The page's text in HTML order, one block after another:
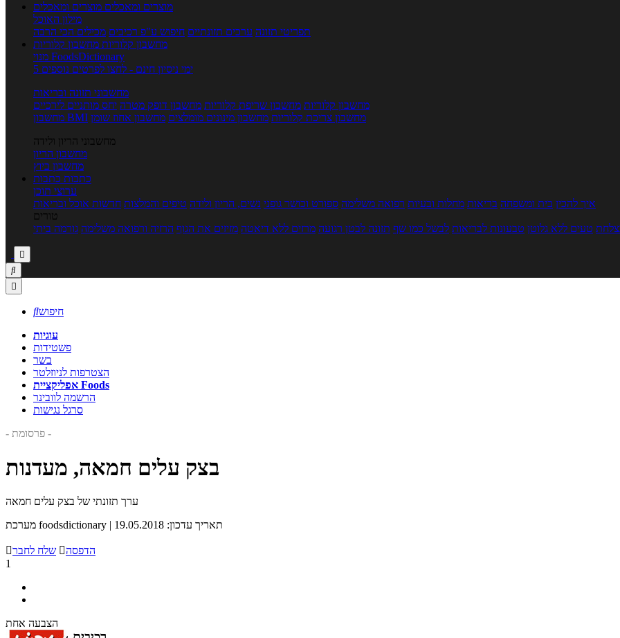
מוצרים ומאכלים מוצרים ומאכלים
מילון האוכל
תפריטי תזונה ערכים תזונתיים חיפוש ע"פ רכיבים מכילים הכי הרבה
מחשבון קלוריות מחשבון קלוריות
מנוי FoodsDictionary
5 ימי ניסיון חינם - לחצו לפרטים נוספים
מחשבוני תזונה ובריאות
מחשבון קלוריות מחשבון שריפת קלוריות מחשבון דופק מטרה יחס מותניים לירכיים
מחשבון BMI
מחשבון צריכת קלוריות מחשבון מינונים מומלצים מחשבון אחוז שומן
מחשבוני הריון ולידה
מחשבון הריון
מחשבון ביוץ
כתבות כתבות
ערוצי תוכן
איך להכין בית ומשפחה בריאות מחלות ובעיות רפואה משלימה ספורט וכושר גופני נשים, הריון ולידה טיפים והמלצות חדשות אוכל ובריאות
טורים
טעים ללא גלוטן טבעונות לבריאות לבשל כמו שף תזונה לבטן רגועה מרזים ללא דיאטה מזיזים את הגוף הרזיה ורפואה משלימה גורמה ביתי



חיפוש
עוגיות
פשטידות
בשר
הצטרפות לניוזלטר
אפליקציית Foods
הרשמה לוובינר
סרגל נגישות
- פרסומת -
בצק עלים חמאה, מעדנות
ערך תזונתי של בצק עלים חמאה
מערכת foodsdictionary | תאריך עדכון: 19.05.2018
שלח לחבר הדפסה
1
הצבעה אחת